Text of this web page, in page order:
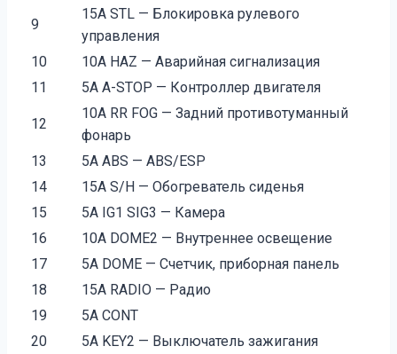
9
15A STL — Блокировка рулевого
управления
10
10A HAZ — Аварийная сигнализация
11
5A A-STOP — Контроллер двигателя
12
10A RR FOG — Задний противотуманный
фонарь
13
5A ABS — ABS/ESP
14
15A S/H — Обогреватель сиденья
15
5A IG1 SIG3 — Камера
16
10A DOME2 — Внутреннее освещение
17
5A DOME — Счетчик, приборная панель
18
15A RADIO — Радио
19
5A CONT
20
5A KEY2 — Выключатель зажигания